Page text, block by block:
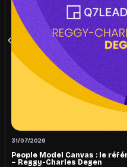
31/07/2026
People Model Canvas : le
– Reggy-Charles Degen